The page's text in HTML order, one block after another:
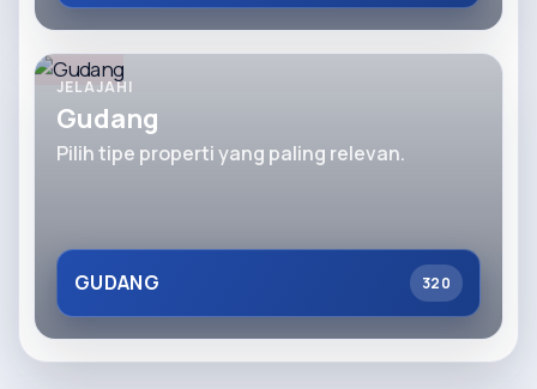
JELAJAHI
Gudang
Pilih tipe properti yang paling relevan.
GUDANG 320